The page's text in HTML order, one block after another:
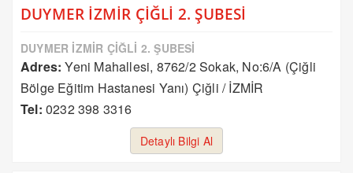
DUYMER İZMİR ÇİĞLİ 2. ŞUBESİ
DUYMER İZMİR ÇİĞLİ 2. ŞUBESİ
Adres: Yeni Mahallesi, 8762/2 Sokak, No:6/A (Çiğli
Bölge Eğitim Hastanesi Yanı) Çiğli / İZMİR
Tel: 0232 398 3316
Detaylı Bilgi Al